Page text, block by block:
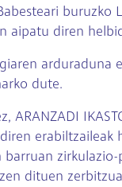
aipatu diren
dute.
ARANZADI
dituen